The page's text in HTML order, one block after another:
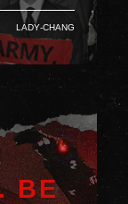
Lady-Chang
BE